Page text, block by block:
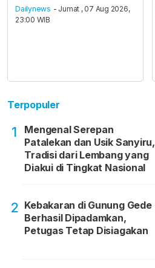
Dailynews - Jumat , 07 Aug 2026,
23:00 WIB
Terpopuler
1
Mengenal Serepan
Patalekan dan Usik Sanyiru,
Tradisi dari Lembang yang
Diakui di Tingkat Nasional
2 Kebakaran di Gunung Gede
Berhasil Dipadamkan,
Petugas Tetap Disiagakan